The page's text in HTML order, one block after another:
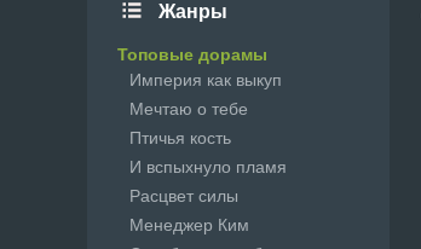
Жанры
Топовые дорамы
Империя как выкуп
Мечтаю о тебе
Птичья кость
И вспыхнуло пламя
Расцвет силы
Менеджер Ким